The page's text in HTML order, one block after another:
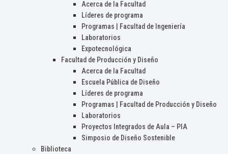
Acerca de la Facultad
Líderes de programa
Programas | Facultad de Ingeniería
Laboratorios
Expotecnológica
Facultad de Producción y Diseño
Acerca de la Facultad
Escuela Pública de Diseño
Líderes de programa
Programas | Facultad de Producción y Diseño
Laboratorios
Proyectos Integrados de Aula – PIA
Simposio de Diseño Sostenible
Biblioteca